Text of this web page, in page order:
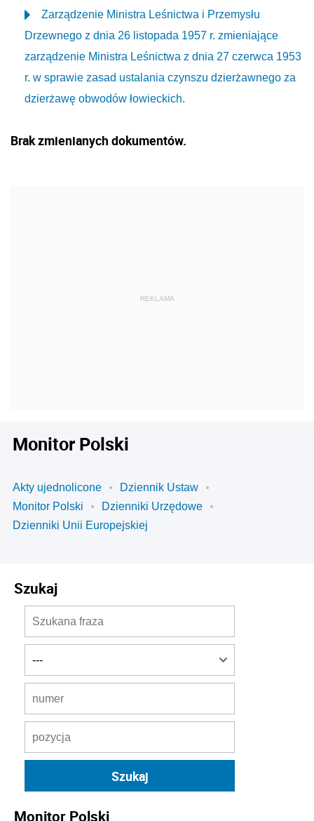
Zarządzenie Ministra Leśnictwa i Przemysłu
Drzewnego z dnia 26 listopada 1957 r. zmieniające
zarządzenie Ministra Leśnictwa z dnia 27 czerwca 1953
r. w sprawie zasad ustalania czynszu dzierżawnego za
dzierżawę obwodów łowieckich.
Brak zmienianych dokumentów.
Monitor Polski
Akty ujednolicone
Dziennik Ustaw
Monitor Polski
Dzienniki Urzędowe
Dzienniki Unii Europejskiej
Szukaj
Monitor Polski